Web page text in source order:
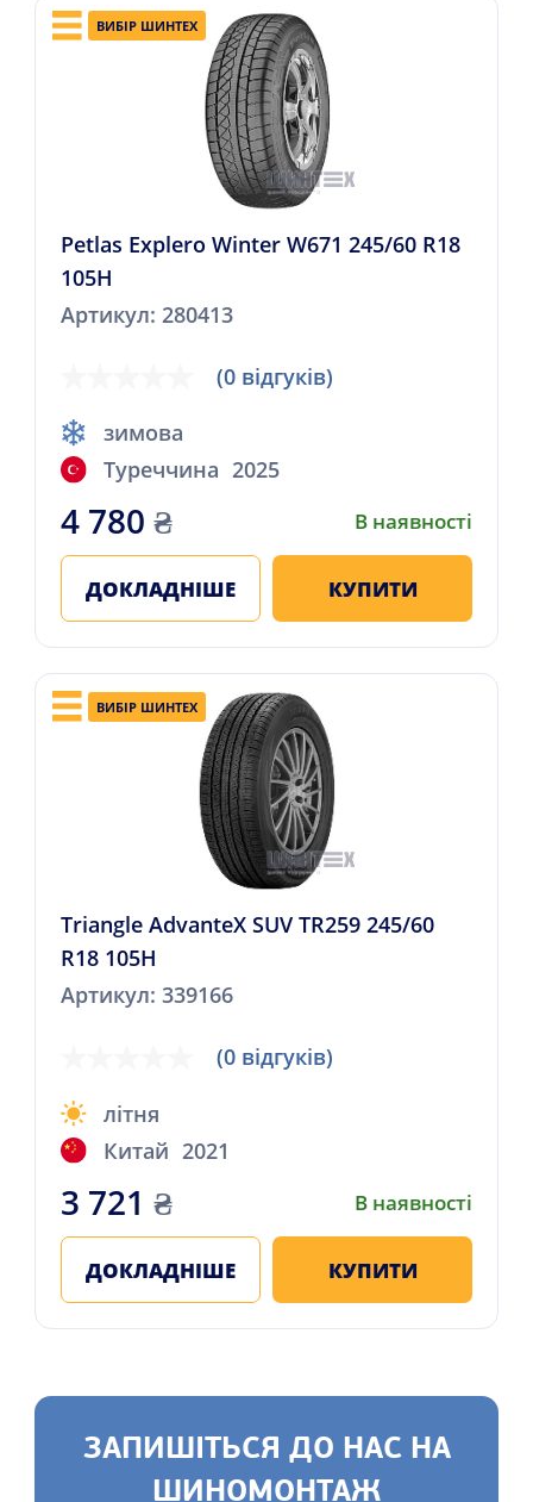
ВИБІР ШИНТЕХ
Petlas Explero Winter W671 245/60 R18
105H
Артикул: 280413
(0 відгуків)
зимова
Туреччина 2025
4 780 ₴ В наявності
ДОКЛАДНІШЕ КУПИТИ
ВИБІР ШИНТЕХ
Triangle AdvanteX SUV TR259 245/60
R18 105H
Артикул: 339166
(0 відгуків)
літня
Китай 2021
3 721 ₴ В наявності
ДОКЛАДНІШЕ КУПИТИ
ЗАПИШІТЬСЯ ДО НАС НА
ШИНОМОНТАЖ